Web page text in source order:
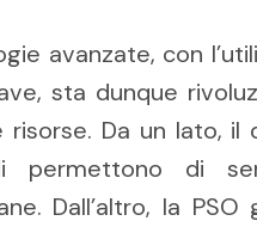
avanzate, con
sta dunque
Da un lato, il
permettono di
Dall’altro, la